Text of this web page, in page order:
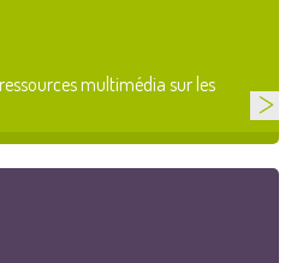
multimédia sur les